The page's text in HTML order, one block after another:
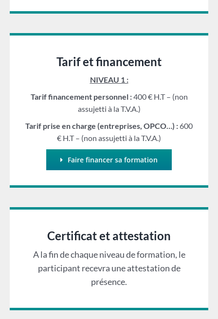
Tarif et financement
NIVEAU 1 :
Tarif financement personnel :400 € H.T – (non
assujetti à la T.V.A.)
Tarif prise en charge (entreprises, OPCO…) : 600
€ H.T – (non assujetti à la T.V.A.)
Faire financer sa formation
Certificat et attestation
A la fin de chaque niveau de formation, le
participant recevra une attestation de
présence.